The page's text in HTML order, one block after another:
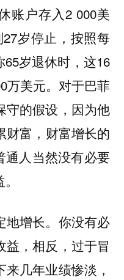
账户存入2 000美
岁停止，按照每
岁退休时，这16
万美元。对于巴菲
守的假设，因为他
财富，财富增长的
通人当然没有必要
地增长。你没有必
，相反，过于冒
几年业绩惨淡，